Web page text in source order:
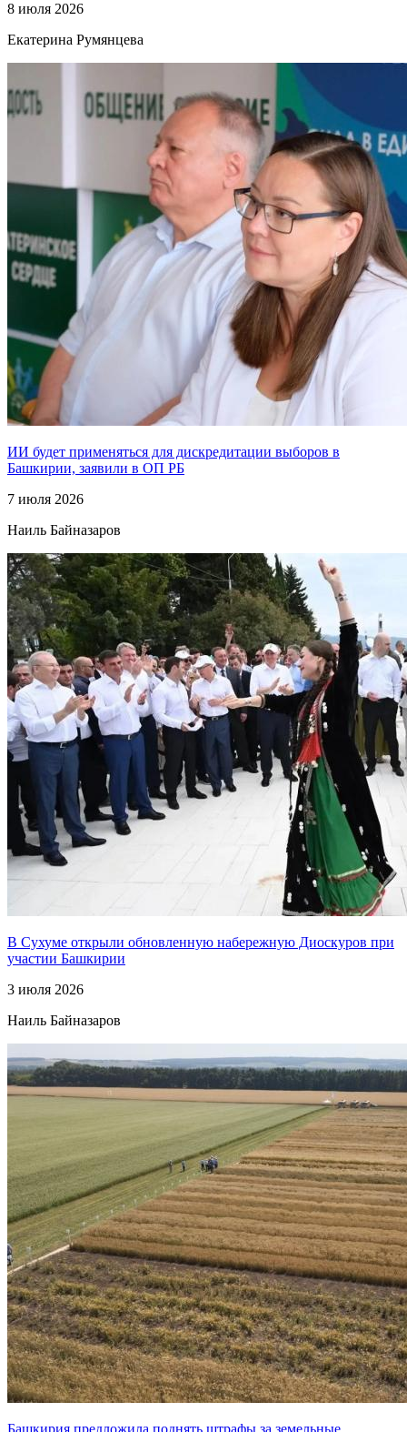
8 июля 2026
Екатерина Румянцева
ИИ будет применяться для дискредитации выборов в
Башкирии, заявили в ОП РБ
7 июля 2026
Наиль Байназаров
В Сухуме открыли обновленную набережную Диоскуров при
участии Башкирии
3 июля 2026
Наиль Байназаров